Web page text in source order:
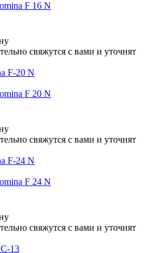
F 16 N
свяжутся с вами и уточнят
F 20 N
свяжутся с вами и уточнят
F 24 N
свяжутся с вами и уточнят